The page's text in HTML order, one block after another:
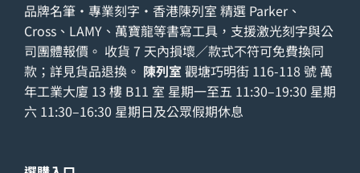
品牌名筆・專業刻字・香港陳列室 精選 Parker、
Cross、LAMY、萬寶龍等書寫工具，支援激光刻字與公
司團體報價。 收貨 7 天內損壞／款式不符可免費換同
款；詳見貨品退換 。 陳列室 觀塘巧明街 116-118 號 萬
年工業大廈 13 樓 B11 室 星期一至五 11:30–19:30 星期
六 11:30–16:30 星期日及公眾假期休息